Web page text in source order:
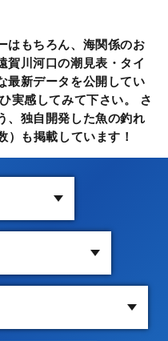
はもちろん、海関係のお
賀川河口の潮見表・タイ
最新データを公開してい
実感してみて下さい。 さ
、独自開発した魚の釣れ
）も掲載しています！